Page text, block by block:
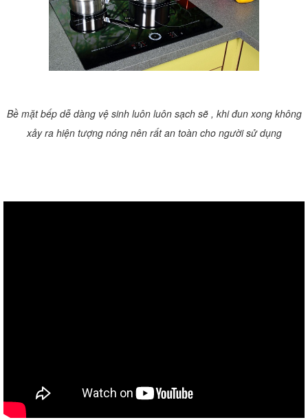
Bề mặt bếp dễ dàng vệ sinh luôn luôn sạch sẽ , khi đun xong không
xảy ra hiện tượng nóng nên rất an toàn cho người sử dụng